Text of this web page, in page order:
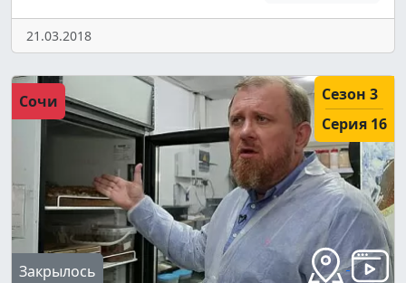
21.03.2018
Сочи
Сезон 3
Серия 16
Закрылось